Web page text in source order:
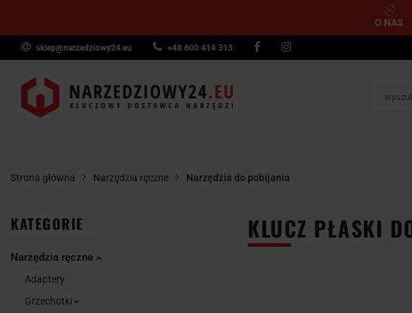
O NAS
sklep@narzedziowy24.eu +48 600 414 313
Narzędzia ręczne Narzędzia
Narzędzia dynamometryczne
Strona główna Narzędzia ręczne Narzędzia do pobijania
KATEGORIE
Narzędzia ręczne
Adaptery
Grzechotki
KLUCZ PŁASKI